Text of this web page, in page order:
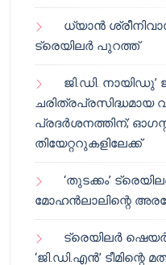
ധ്യാൻ
ട്രെയിലർ പുറത്ത്
ജി.ഡി. നായിഡു’
ചരിത്രപ്രസിദ്ധമായ
പ്രദർശനത്തിന്;
തിയേറ്ററുകളിലേക്ക്
‘തുടക്കം’
മോഹൻലാലിന്റെ
ട്രെയിലർ
‘ജി.ഡി.എൻ’